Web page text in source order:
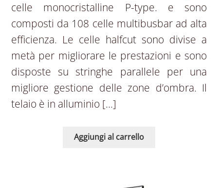
celle monocristalline P-type. e sono
composti da 108 celle multibusbar ad alta
efficienza. Le celle halfcut sono divise a
metà per migliorare le prestazioni e sono
disposte su stringhe parallele per una
migliore gestione delle zone d’ombra. Il
telaio è in alluminio […]
Aggiungi al carrello